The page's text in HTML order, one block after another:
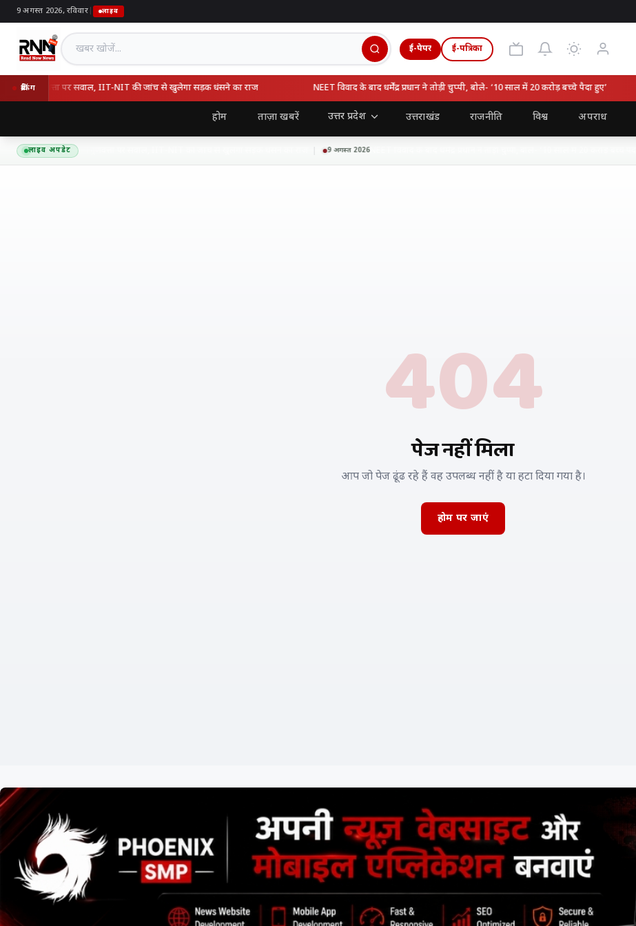
9 अगस्त 2026, रविवार| लाइव
ई-पेपर ई-पत्रिका
ब्रेकिंग
की गुणवत्ता पर सवाल, IIT-NIT की जांच से खुलेगा सड़क धंसने का राज NEET विवाद के बाद धर्मेंद्र प्रधान ने तोड़ी चुप्पी, बोले- ‘10 साल में 20 करोड़ बच्चे पैदा हुए’
होम ताज़ा खबरें उत्तर प्रदेश उत्तराखंड राजनीति विश्व अपराध
लाइव अपडेट
एक्सप्रेसवे की गुणवत्ता पर सवाल, IIT-NIT की जांच से खुलेगा सड़क धंसने का राज 9 अगस्त 2026NEET विवाद के बाद धर्मेंद्र प्रधान ने तोड़ी चुप्पी, बोले- ‘10 साल में 20 करोड़ बच्चे पैदा हुए’
404
पेज नहीं मिला
आप जो पेज ढूंढ रहे हैं वह उपलब्ध नहीं है या हटा दिया गया है।
होम पर जाएं